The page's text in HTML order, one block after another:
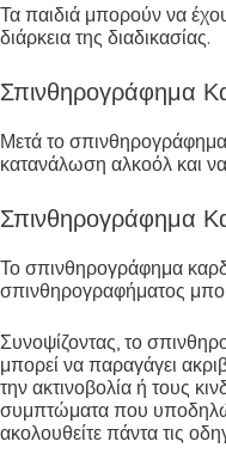
Τα παιδιά μπορούν να
διάρκεια της διαδικασίας.
Σπινθηρογράφημα
Μετά το σπινθηρογράφημα
κατανάλωση αλκοόλ και να
Σπινθηρογράφημα
Το σπινθηρογράφημα
σπινθηρογραφήματος
Συνοψίζοντας, το
μπορεί να παραγάγει
την ακτινοβολία ή τους
συμπτώματα που
ακολουθείτε πάντα τις